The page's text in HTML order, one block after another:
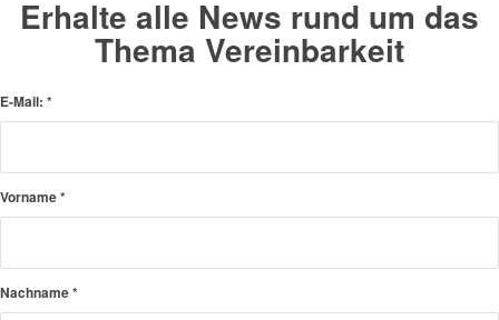
Erhalte alle News rund um das
Thema Vereinbarkeit
E-Mail: *
Vorname*
Nachname*